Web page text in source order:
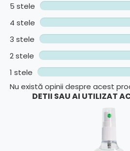
5 stele
4 stele
3 stele
2 stele
1 stele
Nu există opinii despre acest
DETII SAU AI UTILIZAT